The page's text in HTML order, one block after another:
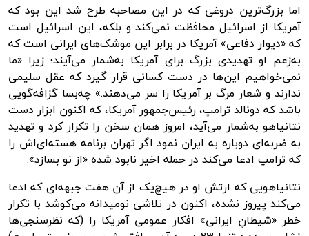
اما بزرگ‌ترین دروغی که در این مصاحبه طرح شد این بود که
آمریکا از اسرائیل محافظت نمی‌کند و بلکه، این اسرائیل است
که «دیوار دفاعی» آمریکا در برابر این موشک‌های ایرانی است که
به‌زعم او تهدیدی بزرگ برای آمریکا به‌شمار می‌آیند؛ زیرا «ما
نمی‌خواهیم این‌ها در دست کسانی قرار گیرد که عقل سلیمی
ندارند و شعار مرگ بر آمریکا را سر می‌دهند.» چه‌بسا گزافه‌گویی
باشد که دونالد ترامپ، رئیس‌جمهور آمریکا، که اکنون ابزار دست
نتانیاهو به‌شمار می‌آید، امروز همان سخن را تکرار کرد و تهدید
به ضربه‌ای دوباره به ایران نمود اگر تهران برنامه هسته‌ای‌اش را
که ترامپ ادعا می‌کند در حمله اخیر نابود شده «از نو بسازد».
نتانیاهویی که ارتش او در هیچ‌یک از آن هفت جبهه‌ای که ادعا
می‌کند پیروز نشده، اکنون در تلاشی نومیدانه می‌کوشد با تکرار
خطر «شیطانِ ایرانی» افکار عمومی آمریکا را (که نظرسنجی‌ها